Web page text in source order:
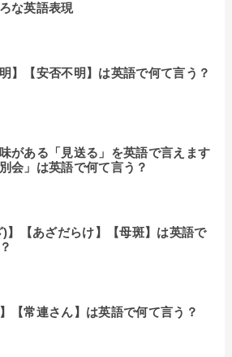
な英語表現
明】【安否不明】は英語で何て言う？
がある「見送る」を英語で言えます
会」は英語で何て言う？
)】【あざだらけ】【母斑】は英語で
】【常連さん】は英語で何て言う？